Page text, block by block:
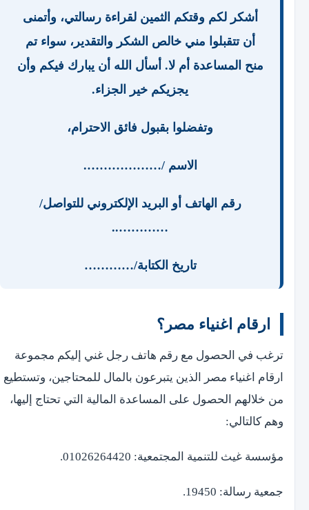
أشكر لكم وقتكم الثمين لقراءة رسالتي، وأتمنى
أن تتقبلوا مني خالص الشكر والتقدير، سواء تم
منح المساعدة أم لا. أسأل الله أن يبارك فيكم وأن
يجزيكم خير الجزاء.
وتفضلوا بقبول فائق الاحترام،
الاسم /……………….
رقم الهاتف أو البريد الإلكتروني للتواصل/
…………..
تاريخ الكتابة/…………
ارقام اغنياء مصر؟
ترغب في الحصول مع رقم هاتف رجل غني إليكم مجموعة
ارقام اغنياء مصر الذين يتبرعون بالمال للمحتاجين، وتستطيع
من خلالهم الحصول على المساعدة المالية التي تحتاج إليها،
وهم كالتالي:
مؤسسة غيث للتنمية المجتمعية: 01026264420.
جمعية رسالة: 19450.